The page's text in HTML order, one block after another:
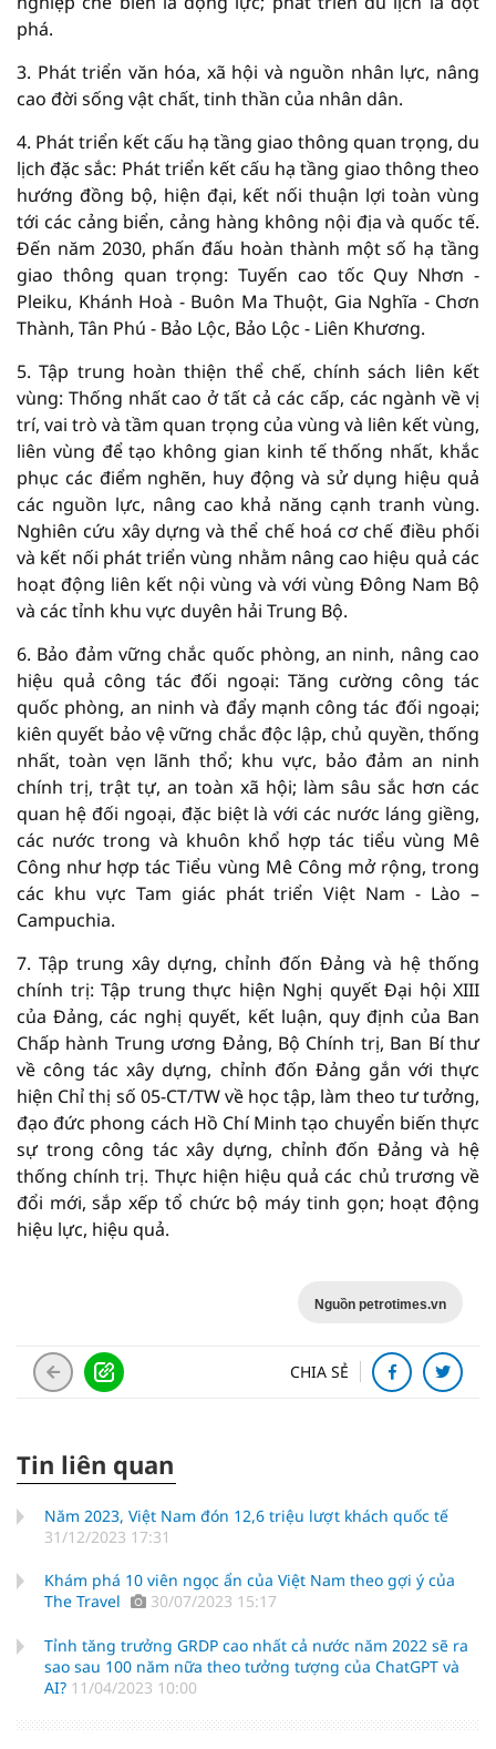
phá.
3. Phát triển văn hóa, xã hội và nguồn nhân lực, nâng
cao đời sống vật chất, tinh thần của nhân dân.
4. Phát triển kết cấu hạ tầng giao thông quan trọng, du
lịch đặc sắc: Phát triển kết cấu hạ tầng giao thông theo
hướng đồng bộ, hiện đại, kết nối thuận lợi toàn vùng
tới các cảng biển, cảng hàng không nội địa và quốc tế.
Đến năm 2030, phấn đấu hoàn thành một số hạ tầng
giao thông quan trọng: Tuyến cao tốc Quy Nhơn -
Pleiku, Khánh Hoà - Buôn Ma Thuột, Gia Nghĩa - Chơn
Thành, Tân Phú - Bảo Lộc, Bảo Lộc - Liên Khương.
5. Tập trung hoàn thiện thể chế, chính sách liên kết
vùng: Thống nhất cao ở tất cả các cấp, các ngành về vị
trí, vai trò và tầm quan trọng của vùng và liên kết vùng,
liên vùng để tạo không gian kinh tế thống nhất, khắc
phục các điểm nghẽn, huy động và sử dụng hiệu quả
các nguồn lực, nâng cao khả năng cạnh tranh vùng.
Nghiên cứu xây dựng và thể chế hoá cơ chế điều phối
và kết nối phát triển vùng nhằm nâng cao hiệu quả các
hoạt động liên kết nội vùng và với vùng Đông Nam Bộ
và các tỉnh khu vực duyên hải Trung Bộ.
6. Bảo đảm vững chắc quốc phòng, an ninh, nâng cao
hiệu quả công tác đối ngoại: Tăng cường công tác
quốc phòng, an ninh và đẩy mạnh công tác đối ngoại;
kiên quyết bảo vệ vững chắc độc lập, chủ quyền, thống
nhất, toàn vẹn lãnh thổ; khu vực, bảo đảm an ninh
chính trị, trật tự, an toàn xã hội; làm sâu sắc hơn các
quan hệ đối ngoại, đặc biệt là với các nước láng giềng,
các nước trong và khuôn khổ hợp tác tiểu vùng Mê
Công như hợp tác Tiểu vùng Mê Công mở rộng, trong
các khu vực Tam giác phát triển Việt Nam - Lào –
Campuchia.
7. Tập trung xây dựng, chỉnh đốn Đảng và hệ thống
chính trị: Tập trung thực hiện Nghị quyết Đại hội XIII
của Đảng, các nghị quyết, kết luận, quy định của Ban
Chấp hành Trung ương Đảng, Bộ Chính trị, Ban Bí thư
về công tác xây dựng, chỉnh đốn Đảng gắn với thực
hiện Chỉ thị số 05-CT/TW về học tập, làm theo tư tưởng,
đạo đức phong cách Hồ Chí Minh tạo chuyển biến thực
sự trong công tác xây dựng, chỉnh đốn Đảng và hệ
thống chính trị. Thực hiện hiệu quả các chủ trương về
đổi mới, sắp xếp tổ chức bộ máy tinh gọn; hoạt động
hiệu lực, hiệu quả.
Nguồn petrotimes.vn
CHIA SẺ
Tin liên quan
Năm 2023, Việt Nam đón 12,6 triệu lượt khách quốc tế
31/12/2023 17:31
Khám phá 10 viên ngọc ẩn của Việt Nam theo gợi ý của
The Travel
30/07/2023 15:17
Tỉnh tăng trưởng GRDP cao nhất cả nước năm 2022 sẽ ra
sao sau 100 năm nữa theo tưởng tượng của ChatGPT và
AI? 11/04/2023 10:00